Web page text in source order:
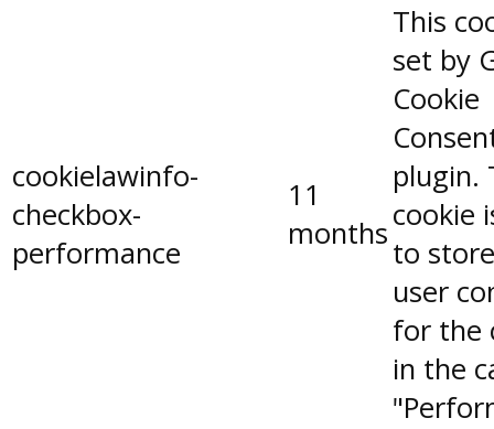
cookielawinfo-
checkbox-
performance
11
months
This
set by
Cookie
plugin.
cookie
to
user
for the
in the